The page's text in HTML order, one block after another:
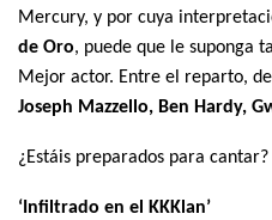
Mercury, y por cuya
de Oro, puede que le suponga
Mejor actor. Entre el reparto,
Joseph Mazzello, Ben Hardy,
¿Estáis preparados para cantar?
‘Infiltrado en el KKKlan’